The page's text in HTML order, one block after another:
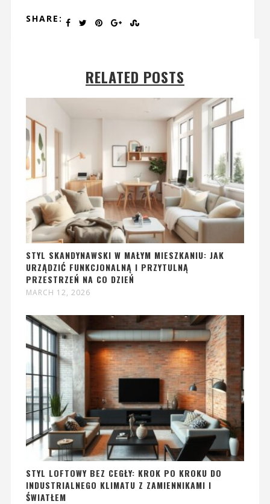
SHARE:
RELATED POSTS
STYL SKANDYNAWSKI W MAŁYM MIESZKANIU: JAK
URZĄDZIĆ FUNKCJONALNĄ I PRZYTULNĄ
PRZESTRZEŃ NA CO DZIEŃ
MARCH 12, 2026
STYL LOFTOWY BEZ CEGŁY: KROK PO KROKU DO
INDUSTRIALNEGO KLIMATU Z ZAMIENNIKAMI I
ŚWIATŁEM